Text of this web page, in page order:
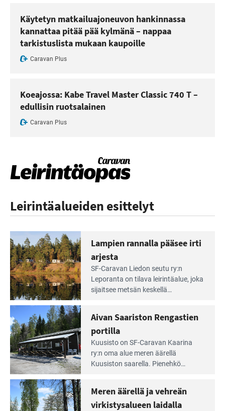
Käytetyn matkailuajoneuvon hankinnassa
kannattaa pitää pää kylmänä – nappaa
tarkistuslista mukaan kaupoille
Caravan Plus
Koeajossa: Kabe Travel Master Classic 740 T –
edullisin ruotsalainen
Caravan Plus
Leirintäalueiden esittelyt
Lue
Leirintäoppaan
artikkeli:
Lampien
rannalla
pääsee
irti
arjesta
Lampien rannalla pääsee irti
arjesta
SF-Caravan Liedon seutu ry:n
Leporanta on tilava leirintäalue, joka
sijaitsee metsän kes­kellä
tarjoaa ympäris­töineen kauniit
maisemat ja loistavat virkistäytymis­
mahdollisuudet.
Lue
Leirintäoppaan
artikkeli:
Aivan
Saariston
Rengastien
portilla
Aivan Saariston Rengastien
portilla
Kuusisto on SF-Caravan Kaarina
ry:n oma alue meren äärellä
Kuusiston saarella. Pie­nehkö
Meren äärellä ja vehreän
virkistysalueen laidalla